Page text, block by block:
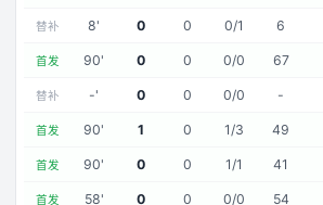
替补 8' 0 0 0/1 6
首发 90' 0 0 0/0 67
替补 -' 0 0 0/0 -
首发 90' 1 0 1/3 49
首发 90' 0 0 1/1 41
首发 58' 0 0 0/0 54